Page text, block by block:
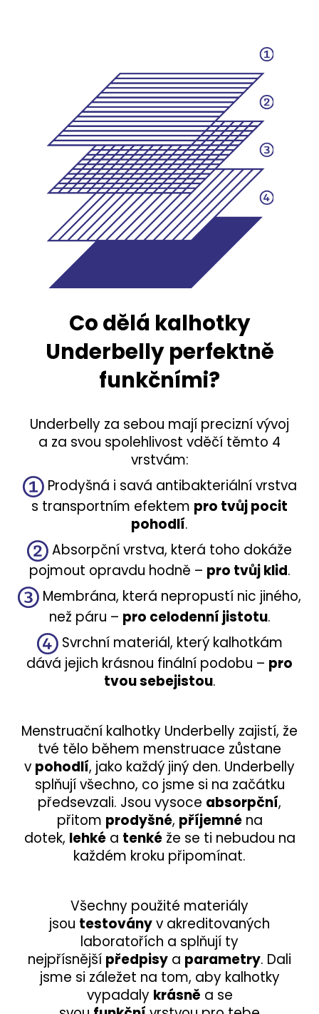
Co dělá kalhotky
Underbelly perfektně
funkčními?
Underbelly za sebou mají precizní vývoj
a za svou spolehlivost vděčí těmto 4
vrstvám:
Prodyšná i savá antibakteriální vrstva
s transportním efektem pro tvůj pocit
pohodlí.
Absorpční vrstva, která toho dokáže
pojmout opravdu hodně – pro tvůj klid.
Membrána, která nepropustí nic jiného,
než páru – pro celodenní jistotu.
Svrchní materiál, který kalhotkám
dává jejich krásnou finální podobu – pro
tvou sebejistou.
Menstruační kalhotky Underbelly zajistí, že
tvé tělo během menstruace zůstane
v pohodlí, jako každý jiný den. Underbelly
splňují všechno, co jsme si na začátku
předsevzali. Jsou vysoce absorpční,
přitom prodyšné, příjemnéna
dotek, lehkéa tenkéže se ti nebudou na
každém kroku připomínat.
Všechny použité materiály
jsou testoványv akreditovaných
laboratořích a splňují ty
nejpřísnější předpisy a parametry. Dali
jsme si záležet na tom, aby kalhotky
vypadaly krásně a se